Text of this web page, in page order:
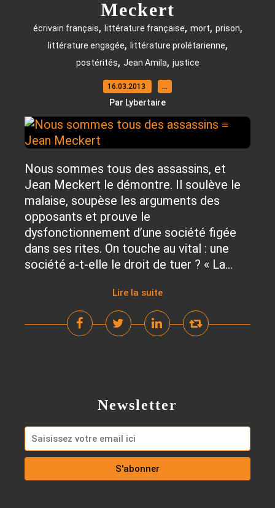
Meckert
écrivain français, littérature française, mort, prison,
littérature engagée, littérature prolétarienne,
postérités, Jean Amila, justice
16.03.2013 …
Par Lybertaire
Nous sommes tous des assassins, et
Jean Meckert le démontre. Il soulève le
malaise, soupèse les arguments des
opposants et prouve le
dysfonctionnement d’une société figée
dans ses rites. On touche au vital : une
société a-t-elle le droit de tuer ? « La...
Lire la suite
Newsletter